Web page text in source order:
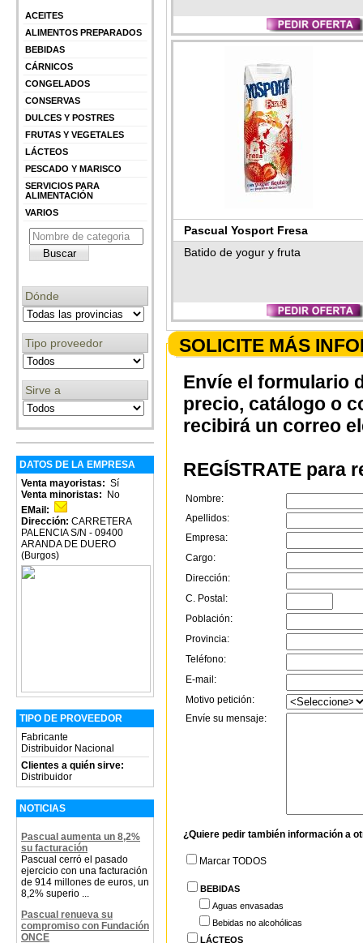
ACEITES
ALIMENTOS PREPARADOS
BEBIDAS
CÁRNICOS
CONGELADOS
CONSERVAS
DULCES Y POSTRES
FRUTAS Y VEGETALES
LÁCTEOS
PESCADO Y MARISCO
SERVICIOS PARA
ALIMENTACIÓN
VARIOS
Dónde
Tipo proveedor
Sirve a
DATOS DE LA EMPRESA
Venta mayoristas: Sí
Venta minoristas:
No
EMail:
Dirección: CARRETERA
PALENCIA S/N - 09400
ARANDA DE DUERO
(Burgos)
TIPO DE PROVEEDOR
Fabricante
Distribuidor Nacional
Clientes a quién sirve:
Distribuidor
NOTICIAS
Pascual aumenta un 8,2%
su facturación
Pascual cerró el pasado
ejercicio con una facturación
de 914 millones de euros, un
8,2% superio ...
Pascual renueva su
compromiso con Fundación
ONCE
Pascual Yosport Fresa
Batido de yogur y fruta
SOLICITE MÁS
Envíe el formulario
precio, catálogo o
recibirá un correo
REGÍSTRATE para
Nombre:
Apellidos:
Empresa:
Cargo:
Dirección:
C. Postal:
Población:
Provincia:
Teléfono:
E-mail:
Motivo petición:
Envíe su mensaje:
¿Quiere pedir también información a
Marcar TODOS
BEBIDAS
Aguas envasadas
Bebidas no alcohólicas
LÁCTEOS